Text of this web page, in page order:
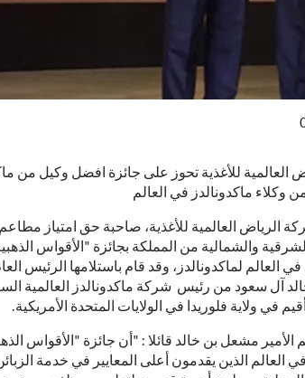
العالمية للأغذية تحوز على جائزة افضل وكيل من
الرياض العالمية للأغذية، صاحبة حق امتياز
والشمالية من المملكة بجائزة "الأقواس
العالم لماكدونالدز، وقد قام باستلامها الرئيس
آل سعود من رئيس شركة ماكدونالدز العالمية
في ولاية فلوريدا في الولايات المتحدة الأمريكية.
مشعل بن خالد قائلا : "أن جائزة "الأقواس
في العالم الذين يقدمون أعلى المعايير في خدمة